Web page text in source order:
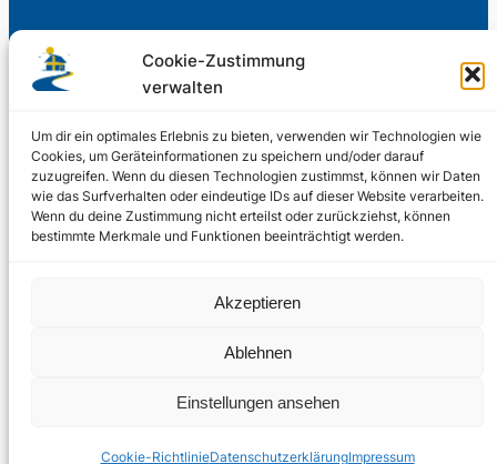
Cookie-Zustimmung
verwalten
Um dir ein optimales Erlebnis zu bieten, verwenden wir Technologien wie
Cookies, um Geräteinformationen zu speichern und/oder darauf
zuzugreifen. Wenn du diesen Technologien zustimmst, können wir Daten
wie das Surfverhalten oder eindeutige IDs auf dieser Website verarbeiten.
Wenn du deine Zustimmung nicht erteilst oder zurückziehst, können
bestimmte Merkmale und Funktionen beeinträchtigt werden.
Akzeptieren
Ablehnen
Einstellungen ansehen
Cookie-RichtlinieDatenschutzerklärungImpressum
Freiwillige Spenden für die Aufrechterhaltung
Support us
© 2002 – 2026